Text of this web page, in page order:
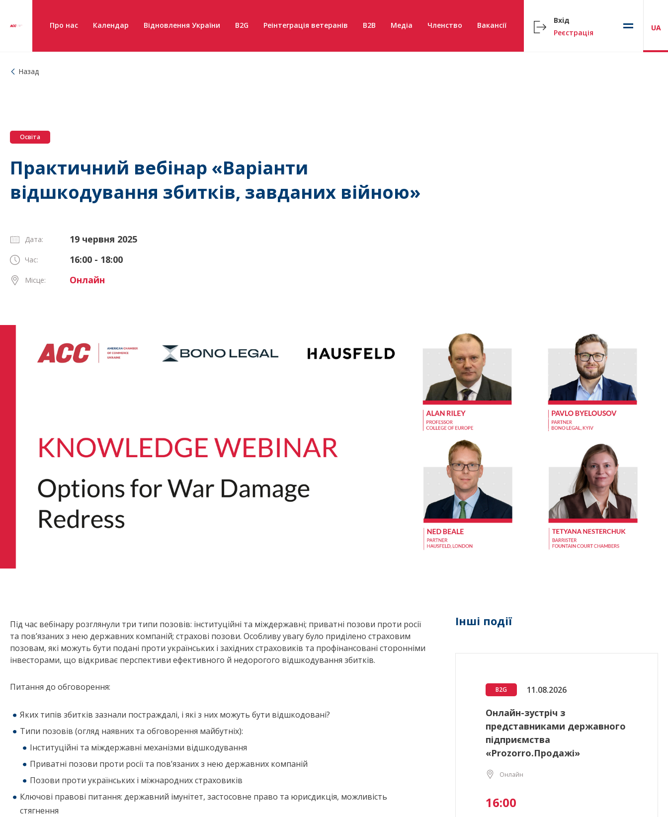
Про нас Календар Відновлення України B2G Реінтеграція ветеранів B2B Медіа Членство Вакансії
Вхід
Реєстрація
UA
Назад
Освіта
Практичний вебінар «Варіанти
відшкодування збитків, завданих війною»
Дата: 19 червня 2025
Час: 16:00 - 18:00
Місце: Онлайн
Під час вебінару розглянули три типи позовів: інституційні та міждержавні; приватні позови проти росії
та пов’язаних з нею державних компаній; страхові позови. Особливу увагу було приділено страховим
позовам, які можуть бути подані проти українських і західних страховиків та профінансовані сторонніми
інвесторами, що відкриває перспективи ефективного й недорогого відшкодування збитків.
Питання до обговорення:
Яких типів збитків зазнали постраждалі, і які з них можуть бути відшкодовані?
Типи позовів (огляд наявних та обговорення майбутніх):
Інституційні та міждержавні механізми відшкодування
Приватні позови проти росії та пов’язаних з нею державних компаній
Позови проти українських і міжнародних страховиків
Ключові правові питання: державний імунітет, застосовне право та юрисдикція, можливість
стягнення
Інші події
B2G 11.08.2026
Онлайн-зустріч з
представниками державного
підприємства
«Prozorro.Продажі»
Онлайн
16:00